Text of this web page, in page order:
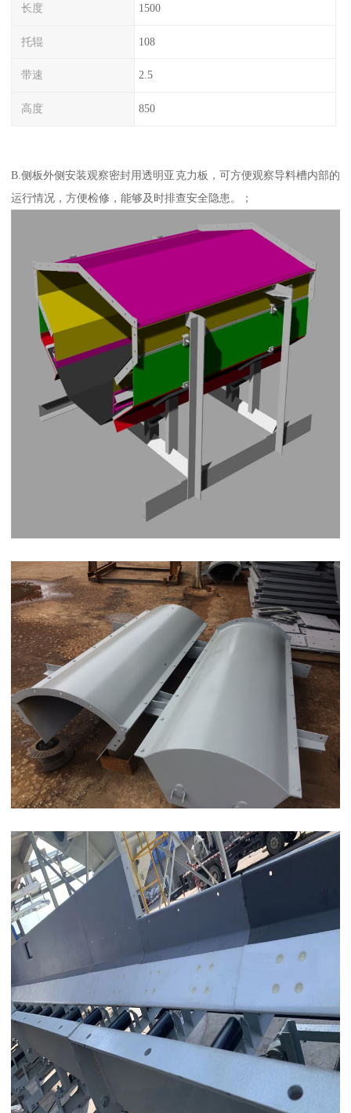
长度 1500
托辊 108
带速 2.5
高度 850
B.侧板外侧安装观察密封用透明亚克力板，可方便观察导料槽内部的
运行情况，方便检修，能够及时排查安全隐患。；